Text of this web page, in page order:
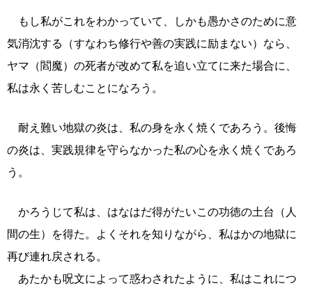
もし私がこれをわかっていて、しかも愚かさのために意
気消沈する（すなわち修行や善の実践に励まない）なら、
ヤマ（閻魔）の死者が改めて私を追い立てに来た場合に、
私は永く苦しむことになろう。
耐え難い地獄の炎は、私の身を永く焼くであろう。後悔
の炎は、実践規律を守らなかった私の心を永く焼くであろ
う。
かろうじて私は、はなはだ得がたいこの功徳の土台（人
間の生）を得た。よくそれを知りながら、私はかの地獄に
再び連れ戻される。
あたかも呪文によって惑わされたように、私はこれにつ